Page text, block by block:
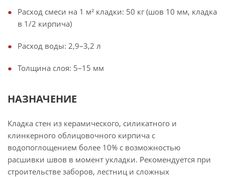
Расход смеси на 1 м² кладки: 50 кг (шов 10 мм, кладка
в 1/2 кирпича)
Расход воды: 2,9–3,2 л
Толщина слоя: 5–15 мм
НАЗНАЧЕНИЕ
Кладка стен из керамического, силикатного и
клинкерного облицовочного кирпича с
водопоглощением более 10% с возможностью
расшивки швов в момент укладки. Рекомендуется при
строительстве заборов, лестниц и сложных